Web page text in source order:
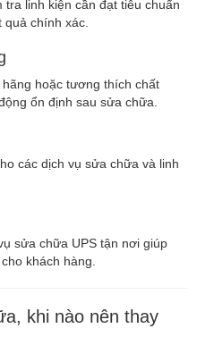
tra linh kiện cần đạt tiêu chuẩn
quả chính xác.
hoặc tương thích chất
ổn định sau sửa chữa.
các dịch vụ sửa chữa và linh
sửa chữa UPS tận nơi giúp
khách hàng.
khi nào nên thay